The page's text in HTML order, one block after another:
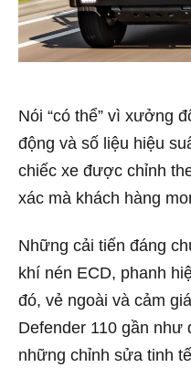
Nói “có thể” vì xưởng
động và số liệu hiệu
chiếc xe được chỉnh
xác mà khách hàng
Những cải tiến đáng
khí nén ECD, phanh
đó, vẻ ngoài và cảm
Defender 110 gần
những chỉnh sửa tinh